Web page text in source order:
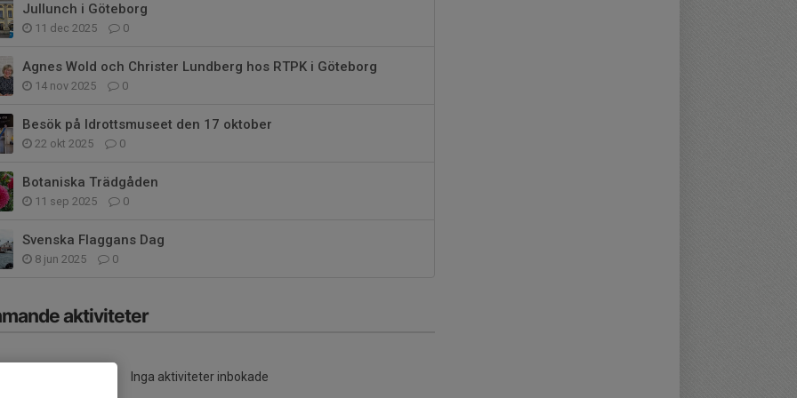
Jullunch i Göteborg
11 dec 2025 0
Agnes Wold och Christer Lundberg hos RTPK i Göteborg
14 nov 2025 0
Besök på Idrottsmuseet den 17 oktober
22 okt 2025 0
Botaniska Trädgåden
11 sep 2025 0
Svenska Flaggans Dag
8 jun 2025 0
aktiviteter
Inga aktiviteter inbokade